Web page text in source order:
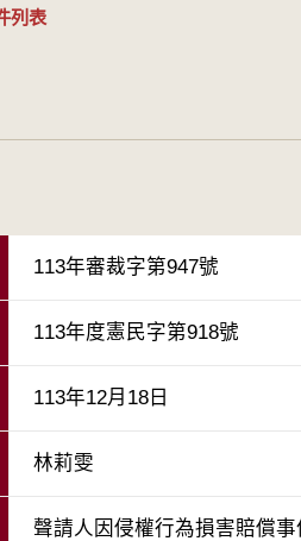
列表
113年審裁字第947號
113年度憲民字第918號
113年12月18日
林莉雯
聲請人因侵權行為損害賠償